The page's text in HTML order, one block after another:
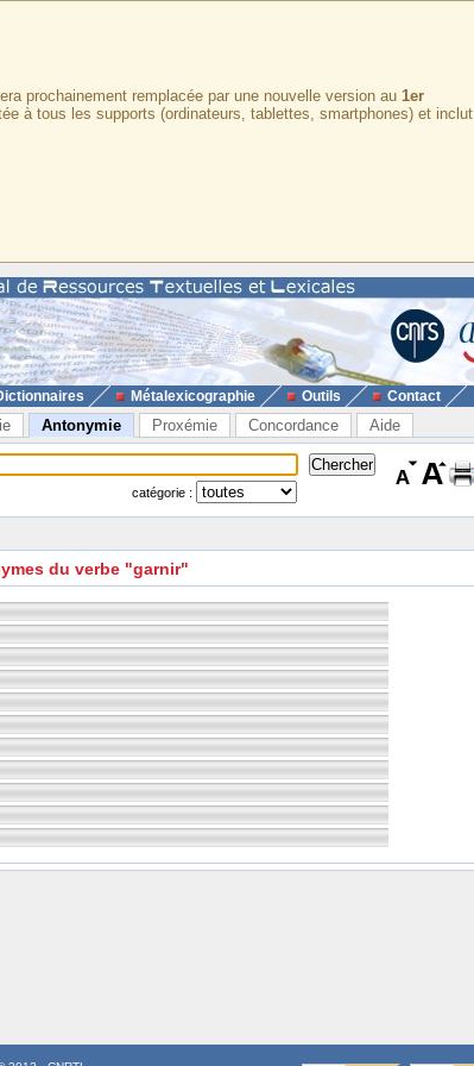
prochainement remplacée par une nouvelle version au 1er
à tous les supports (ordinateurs, tablettes, smartphones) et inclut
Métalexicographie Outils Contact
Antonymie Proxémie Concordance Aide
catégorie :
du verbe "garnir"